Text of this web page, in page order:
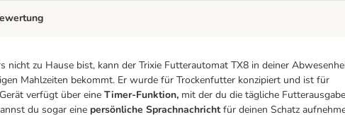
zu Hause bist, kann der Trixie Futterautomat TX8 in deiner
Mahlzeiten bekommt. Er wurde für Trockenfutter konzipiert und ist für
verfügt über eine Timer-Funktion, mit der du die tägliche Futterausgabe
du sogar eine persönliche Sprachnachrichtfür deinen Schatz